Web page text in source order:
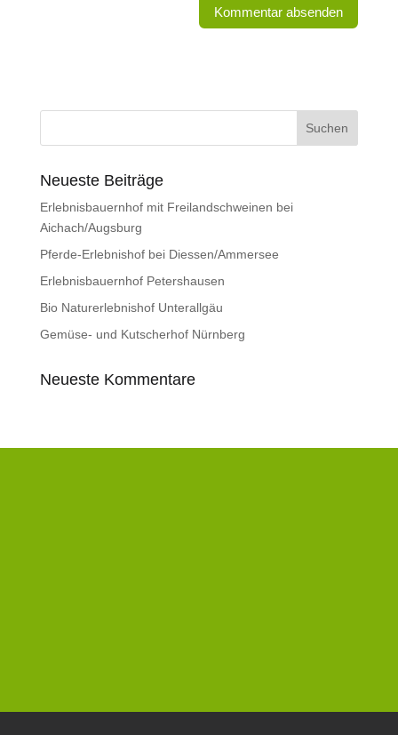
Neueste Beiträge
Erlebnisbauernhof mit Freilandschweinen bei
Aichach/Augsburg
Pferde-Erlebnishof bei Diessen/Ammersee
Erlebnisbauernhof Petershausen
Bio Naturerlebnishof Unterallgäu
Gemüse- und Kutscherhof Nürnberg
Neueste Kommentare